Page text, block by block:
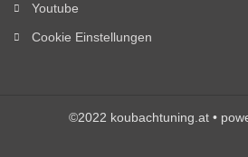
Youtube
Cookie Einstellungen
©2022 koubachtuning.at •